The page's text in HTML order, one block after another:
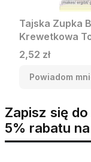
Tajska Zupka
Krewetkowa
Cena
2,52 zł
Powiadom
Zapisz się
5% rabatu